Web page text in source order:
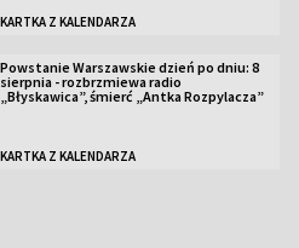
KARTKA Z KALENDARZA
Powstanie Warszawskie dzień po dniu: 8
sierpnia - rozbrzmiewa radio
„Błyskawica”, śmierć „Antka Rozpylacza”
KARTKA Z KALENDARZA